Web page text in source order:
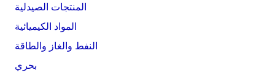
المنتجات الصيدلية
المواد الكيميائية
النفط والغاز والطاقة
بحري